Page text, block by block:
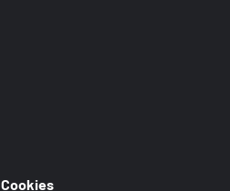
Cookies